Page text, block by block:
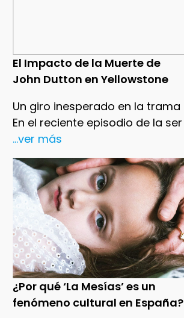
El Impacto de la Muerte de
John Dutton en Yellowstone
Un giro inesperado en la trama
En el reciente episodio de la ser
...ver más
¿Por qué ‘La Mesías’ es un
fenómeno cultural en España?